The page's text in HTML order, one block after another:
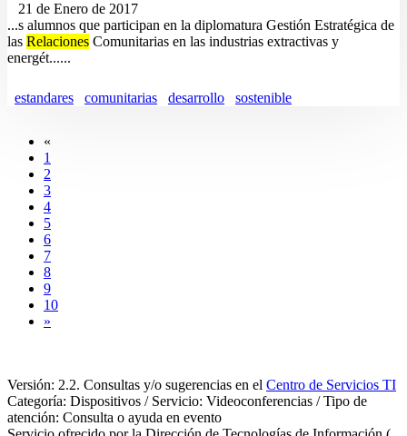
21 de Enero de 2017
...s alumnos que participan en la diplomatura Gestión Estratégica de
las Relaciones Comunitarias en las industrias extractivas y
energét......
estandares comunitarias desarrollo sostenible
«
1
2
3
4
5
6
7
8
9
10
»
Versión: 2.2. Consultas y/o sugerencias en el Centro de Servicios TI
Categoría: Dispositivos / Servicio: Videoconferencias / Tipo de
atención: Consulta o ayuda en evento